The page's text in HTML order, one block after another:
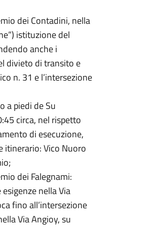
dei Contadini, nella
istituzione del
anche i
divieto di transito e
n. 31 e l’intersezione
a piedi de Su
circa, nel rispetto
di esecuzione,
itinerario: Vico Nuoro
dei Falegnami:
nella Via
fino all’intersezione
Via Angioy, su